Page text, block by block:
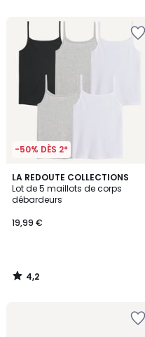
-50% DÈS 2*
LA REDOUTE COLLECTIONS
Lot de 5 maillots de corps
débardeurs
19,99 €
4,2
/ 5
4,2
/